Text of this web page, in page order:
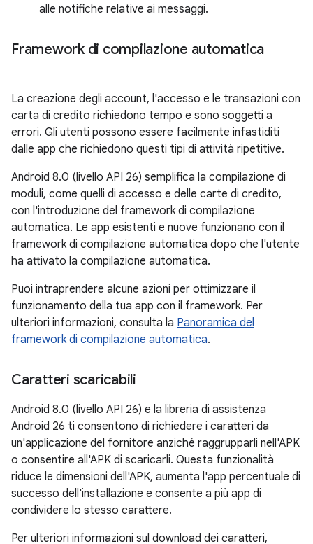
alle notifiche relative ai messaggi.
Framework di compilazione automatica
La creazione degli account, l'accesso e le transazioni con
carta di credito richiedono tempo e sono soggetti a
errori. Gli utenti possono essere facilmente infastiditi
dalle app che richiedono questi tipi di attività ripetitive.
Android 8.0 (livello API 26) semplifica la compilazione di
moduli, come quelli di accesso e delle carte di credito,
con l'introduzione del framework di compilazione
automatica. Le app esistenti e nuove funzionano con il
framework di compilazione automatica dopo che l'utente
ha attivato la compilazione automatica.
Puoi intraprendere alcune azioni per ottimizzare il
funzionamento della tua app con il framework. Per
ulteriori informazioni, consulta la Panoramica del
framework di compilazione automatica.
Caratteri scaricabili
Android 8.0 (livello API 26) e la libreria di assistenza
Android 26 ti consentono di richiedere i caratteri da
un'applicazione del fornitore anziché raggrupparli nell'APK
o consentire all'APK di scaricarli. Questa funzionalità
riduce le dimensioni dell'APK, aumenta l'app percentuale di
successo dell'installazione e consente a più app di
condividere lo stesso carattere.
Per ulteriori informazioni sul download dei caratteri,